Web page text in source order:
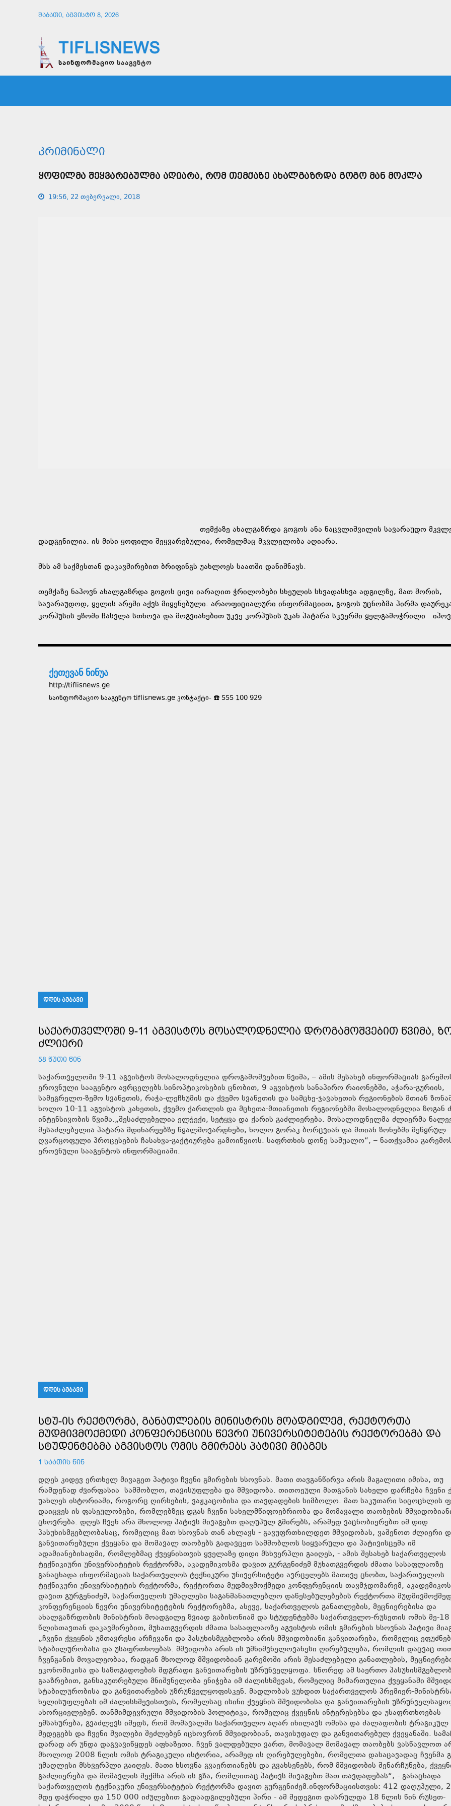
ᲨᲐᲑᲐᲗᲘ, ᲐᲒᲕᲘᲡᲢᲝ 8, 2026
TIFLISNEWS
საინფორმაციო სააგენტო
ᲙᲠᲘᲛᲘᲜᲐᲚᲘ
ᲧᲝᲤᲘᲚᲛᲐ ᲨᲔᲧᲕᲐᲠᲔᲑᲣᲚᲛᲐ ᲐᲦᲘᲐᲠᲐ, ᲠᲝᲛ ᲗᲔᲛᲥᲐᲖᲔ ᲐᲮᲐᲚᲒᲐᲖᲠᲓᲐ ᲒᲝᲒᲝ ᲛᲐᲜ ᲛᲝᲙᲚᲐ
19:56, 22 თებერვალი, 2018
თემქაზე ახალგაზრდა გოგოს ანა ნაცვლიშვილის სავარაუდო
დადგენილია. ის მისი ყოფილი შეყვარებულია, რომელმაც მკვლელობა აღიარა.
შსს ამ საქმესთან დაკავშირებით ბრიფინგს უახლოეს საათში დანიშნავს.
თემქაზე ნაპოვნ ახალგაზრდა გოგოს ცივი იარაღით ჭრილობები სხეულის სხვადასხვა ადგილზე, მათ შორის,
სავარაუდოდ, ყელის არეში აქვს მიყენებული. არაოფიციალური ინფორმაციით, გოგოს უცნობმა პირმა
კორპუსის ეზოში ჩასვლა სთხოვა და მოგვიანებით უკვე კორპუსის უკან პატარა სკვერში ყელგამოჭრილი
ქეთევან ნინუა
http://tiflisnews.ge
საინფორმაციო სააგენტო tiflisnews.ge კონტაქტი- ☎️ 555 100 929
ᲓᲦᲘᲡ ᲐᲛᲑᲐᲕᲘ
ᲡᲐᲥᲐᲠᲗᲕᲔᲚᲝᲨᲘ 9-11 ᲐᲒᲕᲘᲡᲢᲝᲡ ᲛᲝᲡᲐᲚᲝᲓᲜᲔᲚᲘᲐ ᲓᲠᲝᲒᲐᲛᲝᲨᲕᲔᲑᲘᲗ ᲬᲕᲘᲛᲐ,
ᲫᲚᲘᲔᲠᲘ
58 ᲬᲣᲗᲘ ᲬᲘᲜ
საქართველოში 9-11 აგვისტოს მოსალოდნელია დროგამოშვებით წვიმა, – ამის შესახებ ინფორმაციას
ეროვნული სააგენტო ავრცელებს.სინოპტიკოსების ცნობით, 9 აგვისტოს სანაპირო რაიონებში, აჭარა-გურიის,
სამეგრელო-ზემო სვანეთის, რაჭა-ლეჩხუმის და ქვემო სვანეთის და სამცხე-ჯავახეთის რეგიონების მთიან
ხოლო 10-11 აგვისტოს კახეთის, ქვემო ქართლის და მცხეთა-მთიანეთის რეგიონებში მოსალოდნელია ზოგან
ინტენსივობის წვიმა.„შესაძლებელია ელჭექი, სეტყვა და ქარის გაძლიერება. მოსალოდნელმა ძლიერმა
შესაძლებელია პატარა მდინარეებზე წყალმოვარდნები, ხოლო გორაკ-ბორცვიან და მთიან ზონებში მეწყრულ-
ღვარცოფული პროცესების ჩასახვა-გაქტიურება გამოიწვიოს. საფრთხის დონე საშუალო“, – ნათქვამია
ეროვნული სააგენტოს ინფორმაციაში.
ᲓᲦᲘᲡ ᲐᲛᲑᲐᲕᲘ
ᲡᲢᲣ-ᲘᲡ ᲠᲔᲥᲢᲝᲠᲛᲐ, ᲒᲐᲜᲐᲗᲚᲔᲑᲘᲡ ᲛᲘᲜᲘᲡᲢᲠᲘᲡ ᲛᲝᲐᲓᲒᲘᲚᲔᲛ, ᲠᲔᲥᲢᲝᲠᲗᲐ
ᲛᲣᲓᲛᲘᲕᲛᲝᲥᲛᲔᲓᲘ ᲙᲝᲜᲤᲔᲠᲔᲜᲪᲘᲘᲡ ᲬᲔᲕᲠᲘ ᲣᲜᲘᲕᲔᲠᲡᲘᲢᲔᲢᲔᲑᲘᲡ ᲠᲔᲥᲢᲝᲠᲔᲑᲛᲐ ᲓᲐ
ᲡᲢᲣᲓᲔᲜᲢᲔᲑᲛᲐ ᲐᲒᲕᲘᲡᲢᲝᲡ ᲝᲛᲘᲡ ᲒᲛᲘᲠᲔᲑᲡ ᲞᲐᲢᲘᲕᲘ ᲛᲘᲐᲒᲔᲡ
1 ᲡᲐᲐᲗᲘᲡ ᲬᲘᲜ
დღეს კიდევ ერთხელ მივაგეთ პატივი ჩვენი გმირების ხსოვნას. მათი თავგანწირვა არის მაგალითი იმისა, თუ
რამდენად ძვირფასია სამშობლო, თავისუფლება და მშვიდობა. თითოეული მათგანის სახელი დარჩება ჩვენი
უახლეს ისტორიაში, როგორც ღირსების, ვაჟკაცობისა და თავდადების სიმბოლო. მათ საკუთარი სიცოცხლის
დაიცვეს ის ფასეულობები, რომლებზეც დგას ჩვენი სახელმწიფოებრიობა და მომავალი თაობების
ცხოვრება. დღეს ჩვენ არა მხოლოდ პატივს მივაგებთ დაღუპულ გმირებს, არამედ ვაცნობიერებთ იმ დიდ
პასუხისმგებლობასაც, რომელიც მათ ხსოვნას თან ახლავს - გავუფრთხილდეთ მშვიდობას, ვაშენოთ ძლიერი
განვითარებული ქვეყანა და მომავალ თაობებს გადავცეთ სამშობლოს სიყვარული და პატივისცემა იმ
ადამიანებისადმი, რომლებმაც ქვეყნისთვის ყველაზე დიდი მსხვერპლი გაიღეს, - ამის შესახებ საქართველოს
ტექნიკიური უნივერსიტეტის რექტორმა, აკადემიკოსმა დავით გურგენიძემ მუხათგვერდის ძმათა სასაფლაოზე
განაცხადა.ინფორმაციას საქართველოს ტექნიკური უნივერსიტეტი ავრცელებს.მათივე ცნობთ, საქართველოს
ტექნიკური უნივერსიტეტის რექტორმა, რექტორთა მუდმივმოქმედი კონფერენციის თავმჯდომარემ,
დავით გურგენიძემ, საქართველოს უმაღლესი საგანმანათლებლო დაწესებულებების რექტორთა
კონფერენციის წევრი უნივერსიტეტების რექტორებმა, ასევე, საქართველოს განათლების, მეცნიერებისა და
ახალგაზრდობის მინისტრის მოადგილე ზვიად გაბისონიამ და სტუდენტებმა საქართველო-რუსეთის ომის მე-18
წლისთავთან დაკავშირებით, მუხათგვერდის ძმათა სასაფლაოზე აგვისტოს ომის გმირების ხსოვნას პატივი
„ჩვენი ქვეყნის უმთავრესი არჩევანი და პასუხისმგებლობა არის მშვიდობიანი განვითარება, რომელიც
სტაბილურობასა და უსაფრთხოებას. მშვიდობა არის ის უმნიშვნელოვანესი ღირებულება, რომლის დაცვაც
ჩვენგანის მოვალეობაა, რადგან მხოლოდ მშვიდობიან გარემოში არის შესაძლებელი განათლების,
ეკონომიკისა და საზოგადოების მდგრადი განვითარების უზრუნველყოფა. სწორედ ამ საერთო
გააზრებით, განსაკუთრებული მნიშვნელობა ენიჭება იმ ძალისხმევას, რომელიც მიმართულია ქვეყანაში
სტაბილურობისა და განვითარების უზრუნველყოფისკენ. მადლობას ვუხდით საქართველოს პრემიერ-
ხელისუფლებას იმ ძალისხმევისთვის, რომელსაც ისინი ქვეყნის მშვიდობისა და განვითარების
ახორციელებენ. თანმიმდევრული მშვიდობის პოლიტიკა, რომელიც ქვეყნის ინტერესებსა და უსაფრთხოებას
ემსახურება, გვაძლევს იმედს, რომ მომავალში საქართველო აღარ იხილავს ომისა და ძალადობის ტრაგიკულ
შედეგებს და ჩვენი შვილები შეძლებენ იცხოვრონ მშვიდობიან, თავისუფალ და განვითარებულ ქვეყანაში.
დარად არ უნდა დაგვავიწყდეს აფხაზეთი. ჩვენ ვალდებული ვართ, მომავალ მომავალ თაობებს ვასწავლოთ
მხოლოდ 2008 წლის ომის ტრაგიკული ისტორია, არამედ ის ღირებულებები, რომელთა დასაცავადაც ჩვენმა
უმაღლესი მსხვერპლი გაიღეს. მათი ხსოვნა გვაერთიანებს და გვახსენებს, რომ მშვიდობის შენარჩუნება,
გაძლიერება და მომავლის შექმნა არის ის გზა, რომლითაც პატივს მივაგებთ მათ თავდადებას“, - განაცხადა
საქართველოს ტექნიკური უნივერსიტეტის რექტორმა დავით გურგენიძემ.ინფორმაციისთვის: 412 დაღუპული,
მდე დაჭრილი და 150 000 იძულებით გადაადგილებული პირი - ამ შედეგით დასრულდა 18 წლის წინ რუსეთ-